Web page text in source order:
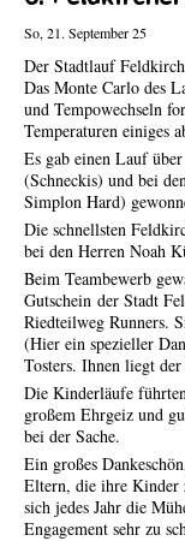
So, 21. September 25
Der Stadtlauf
Das Monte Carlo des
und Tempowechseln
Temperaturen einiges
Es gab einen Lauf
(Schneckis) und bei
Simplon Hard)
Die schnellsten
bei den Herren Noah
Beim Teambewerb
Gutschein der Stadt
Riedteilweg Runners.
(Hier ein spezieller
Tosters. Ihnen liegt
Die Kinderläufe
großem Ehrgeiz und
bei der Sache.
Ein großes
Eltern, die ihre Kinder
sich jedes Jahr die
Engagement sehr zu